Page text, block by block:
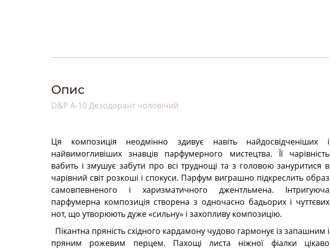
Опис
D&P A-10 Дезодорант чоловічий
Ця композиція неодмінно здивує навіть найдосвідченіших і
найвимогливіших знавців парфумерного мистецтва. Її чарівність
вабить і змушує забути про всі труднощі та з головою зануритися в
чарівний світ розкоші і спокуси. Парфум виграшно підкреслить образ
самовпевненого і харизматичного джентльмена. Інтригуюча
парфумерна композиція створена з одночасно бадьорих і чуттєвих
нот, що утворюють дуже «сильну» і захопливу композицію.
Пікантна пряність східного кардамону чудово гармонує із запашним і
пряним рожевим перцем. Пахощі листа ніжної фіалки цікаво